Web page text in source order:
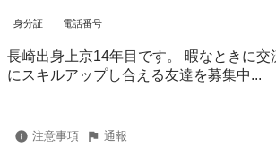
身分証 電話番号
長崎出身上京14年目です。 暇なときに交
にスキルアップし合える友達を募集中...
注意事項 通報